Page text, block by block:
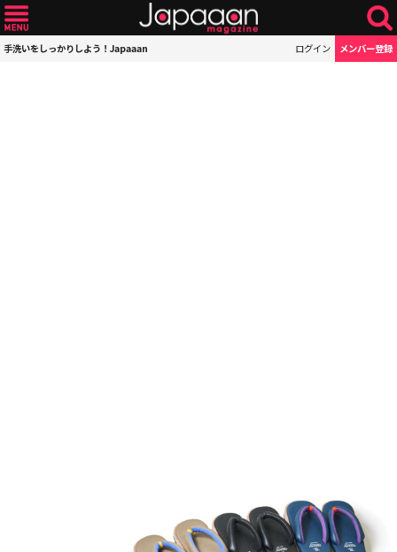
手洗いをしっかりしよう！Japaaan ログイン メンバー登録